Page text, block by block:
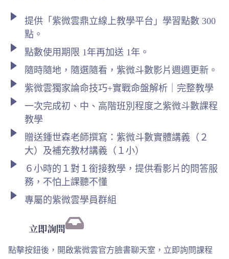
提供「紫微雲鼎立線上教學平台」學習點數 300
點。
點數使用期限 1年再加送 1年。
隨時隨地，隨選隨看，紫微斗數影片週週更新。
紫微雲獨家論命技巧+實戰命盤解析｜完整教學
一次完成初、中、高階班別程度之紫微斗數課程
教學
贈送鍾世森老師撰寫：紫微斗數實體講義（２
大）及補充教材講義（１小）
６小時的１對１銜接教學，提供看影片的問答服
務，不怕上課聽不懂
專屬的紫微雲學員群組
立即詢問
點擊按鈕後，開啟紫微雲官方臉書聊天室，立即詢問課程